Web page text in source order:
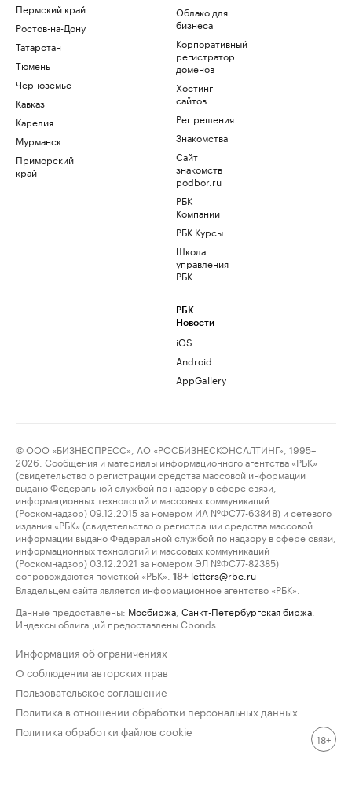
Пермский край
Ростов-на-Дону
Татарстан
Тюмень
Черноземье
Кавказ
Карелия
Мурманск
Приморский
край
Облако для
бизнеса
Корпоративный
регистратор
доменов
Хостинг
сайтов
Рег.решения
Знакомства
Сайт
знакомств
podbor.ru
РБК
Компании
РБК Курсы
Школа
управления
РБК
РБК
Новости
iOS
Android
AppGallery
© ООО «БИЗНЕСПРЕСС», АО «РОСБИЗНЕСКОНСАЛТИНГ», 1995–
2026. Сообщения и материалы информационного агентства «РБК»
(свидетельство о регистрации средства массовой информации
выдано Федеральной службой по надзору в сфере связи,
информационных технологий и массовых коммуникаций
(Роскомнадзор) 09.12.2015 за номером ИА №ФС77-63848) и сетевого
издания «РБК» (свидетельство о регистрации средства массовой
информации выдано Федеральной службой по надзору в сфере связи,
информационных технологий и массовых коммуникаций
(Роскомнадзор) 03.12.2021 за номером ЭЛ №ФС77-82385)
сопровождаются пометкой «РБК».
18+ letters@rbc.ru
Владельцем сайта является информационное агентство «РБК».
Данные предоставлены: Мосбиржа Санкт-Петербургская биржа
Индексы облигаций предоставлены Cbonds.
Информация об ограничениях
О соблюдении авторских прав
Пользовательское соглашение
Политика в отношении обработки персональных данных
Политика обработки файлов cookie
18+